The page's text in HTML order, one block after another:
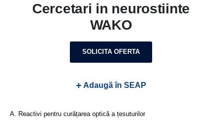
Cercetari in neurostiinte
WAKO
SOLICITA OFERTA
+ Adaugă în SEAP
A. Reactivi pentru curățarea optică a țesuturilor